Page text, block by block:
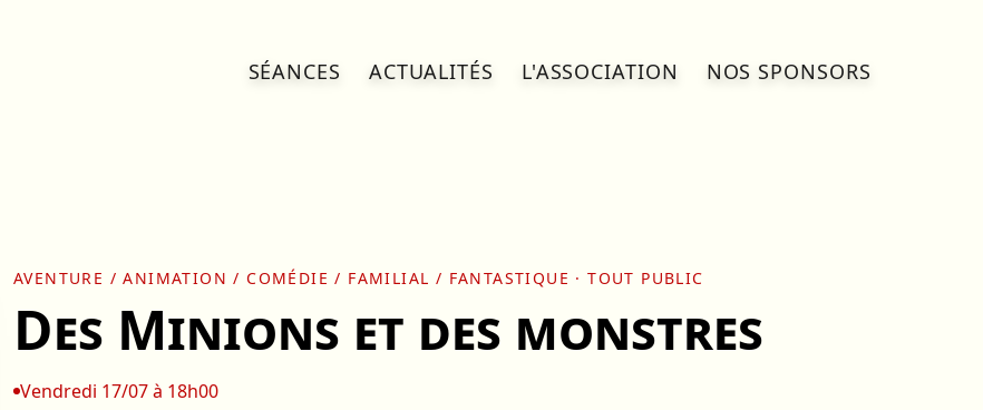
SÉANCES ACTUALITÉS L'ASSOCIATION NOS SPONSORS
AVENTURE / ANIMATION / COMÉDIE / FAMILIAL / FANTASTIQUE · TOUT PUBLIC
Des Minions et des monstres
Vendredi 17/07 à 18h00